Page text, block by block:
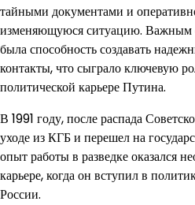
тайными документами и
изменяющуюся ситуацию. Важным
была способность создавать
контакты, что сыграло ключевую
политической карьере Путина.
В 1991 году, после распада
уходе из КГБ и перешел на
опыт работы в разведке оказался
карьере, когда он вступил в
России.